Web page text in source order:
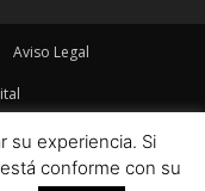
Aviso Legal
su experiencia. Si
conforme con su